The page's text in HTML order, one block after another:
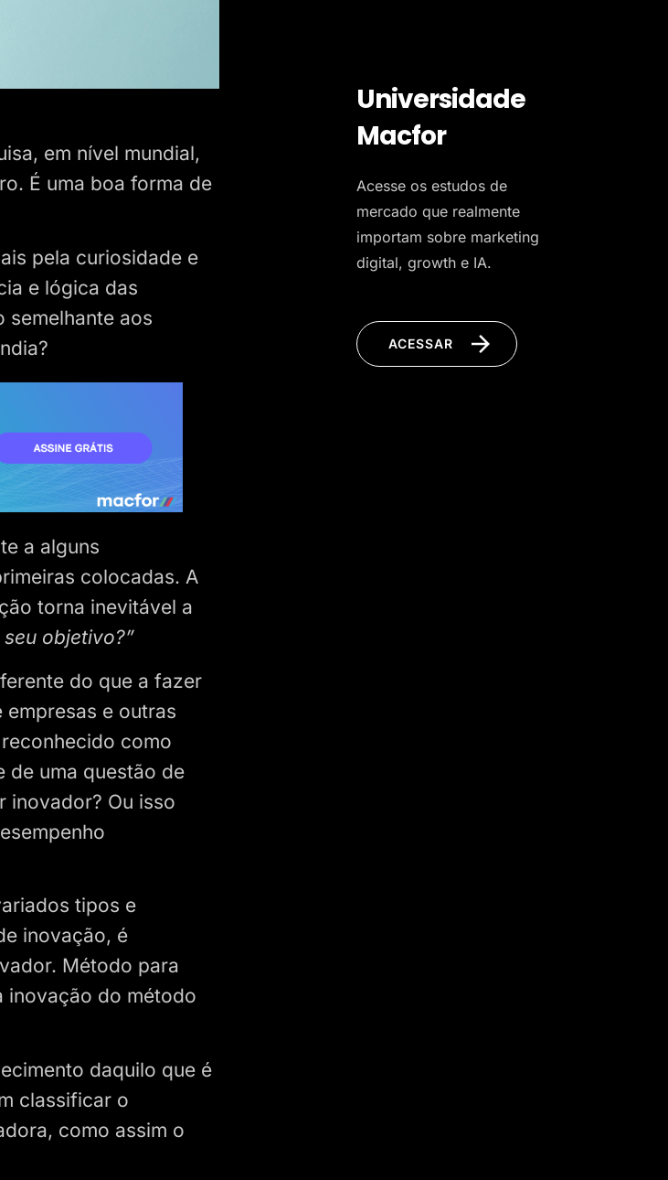
em nível mundial,
É uma boa forma de
pela curiosidade e
e lógica das
semelhante aos
a alguns
colocadas. A
torna inevitável a
objetivo?”
do que a fazer
e outras
como
de uma questão de
inovador? Ou isso
tipos e
inovação, é
Método para
inovação do método
daquilo que é
classificar o
como assim o
Universidade
Macfor
Acesse os estudos de
mercado que realmente
importam sobre marketing
digital, growth e IA.
ACESSAR